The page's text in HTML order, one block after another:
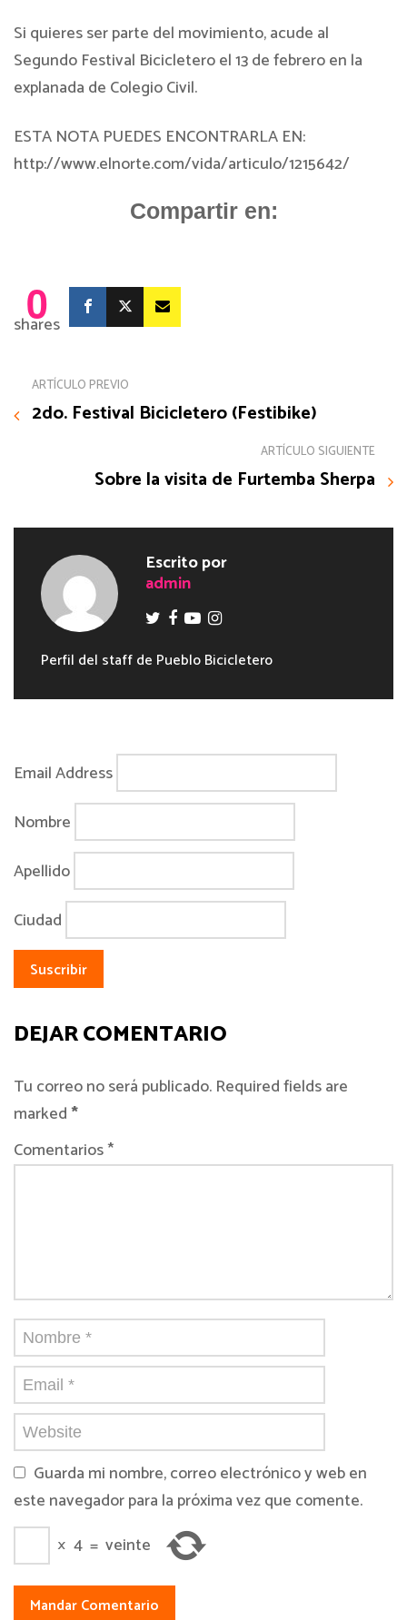
Si quieres ser parte del movimiento, acude al
Segundo Festival Bicicletero el 13 de febrero en la
explanada de Colegio Civil.
ESTA NOTA PUEDES ENCONTRARLA EN:
http://www.elnorte.com/vida/articulo/1215642/
Compartir en:
0
shares
ARTÍCULO PREVIO
2do. Festival Bicicletero (Festibike)
ARTÍCULO SIGUIENTE
Sobre la visita de Furtemba Sherpa
Escrito por
admin
Perfil del staff de Pueblo Bicicletero
Email Address
Nombre
Apellido
Ciudad
DEJAR COMENTARIO
Tu correo no será publicado. Required fields are
marked*
Comentarios *
Guarda mi nombre, correo electrónico y web en
este navegador para la próxima vez que comente.
× 4 = veinte